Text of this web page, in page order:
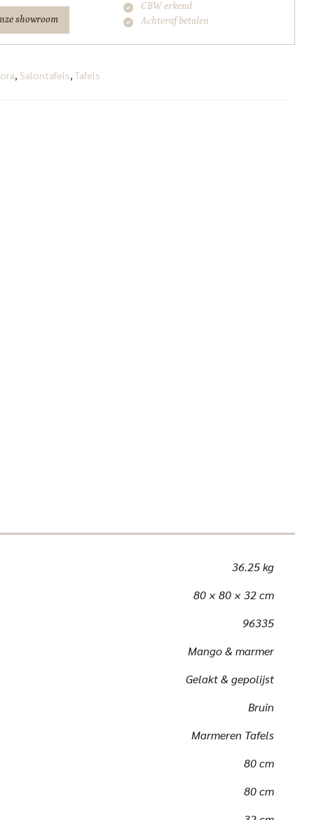
showroom
CBW erkend
Achteraf betalen
, Salontafels, Tafels
36.25 kg
80 × 80 × 32 cm
96335
Mango & marmer
Gelakt & gepolijst
Bruin
Marmeren Tafels
80 cm
80 cm